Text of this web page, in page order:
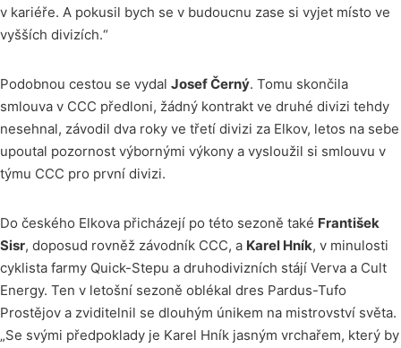
v kariéře. A pokusil bych se v budoucnu zase si vyjet místo ve
vyšších divizích.“
Podobnou cestou se vydal Josef Černý. Tomu skončila
smlouva v CCC předloni, žádný kontrakt ve druhé divizi tehdy
nesehnal, závodil dva roky ve třetí divizi za Elkov, letos na sebe
upoutal pozornost výbornými výkony a vysloužil si smlouvu v
týmu CCC pro první divizi.
Do českého Elkova přicházejí po této sezoně také František
Sisr, doposud rovněž závodník CCC, a Karel Hník, v minulosti
cyklista farmy Quick-Stepu a druhodivizních stájí Verva a Cult
Energy. Ten v letošní sezoně oblékal dres Pardus-Tufo
Prostějov a zviditelnil se dlouhým únikem na mistrovství světa.
„Se svými předpoklady je Karel Hník jasným vrchařem, který by